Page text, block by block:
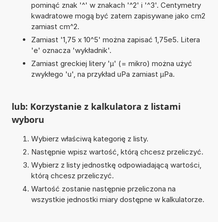
pominąć znak '^' w znakach '^2' i '^3'. Centymetry
kwadratowe mogą być zatem zapisywane jako cm2
zamiast cm^2.
Zamiast '1,75 x 10^5' można zapisać 1,75e5. Litera
'e' oznacza 'wykładnik'.
Zamiast greckiej litery 'µ' (= mikro) można użyć
zwykłego 'u', na przykład uPa zamiast µPa.
lub: Korzystanie z kalkulatora z listami
wyboru
Wybierz właściwą kategorię z listy.
Następnie wpisz wartość, którą chcesz przeliczyć.
Wybierz z listy jednostkę odpowiadającą wartości,
którą chcesz przeliczyć.
Wartość zostanie następnie przeliczona na
wszystkie jednostki miary dostępne w kalkulatorze.